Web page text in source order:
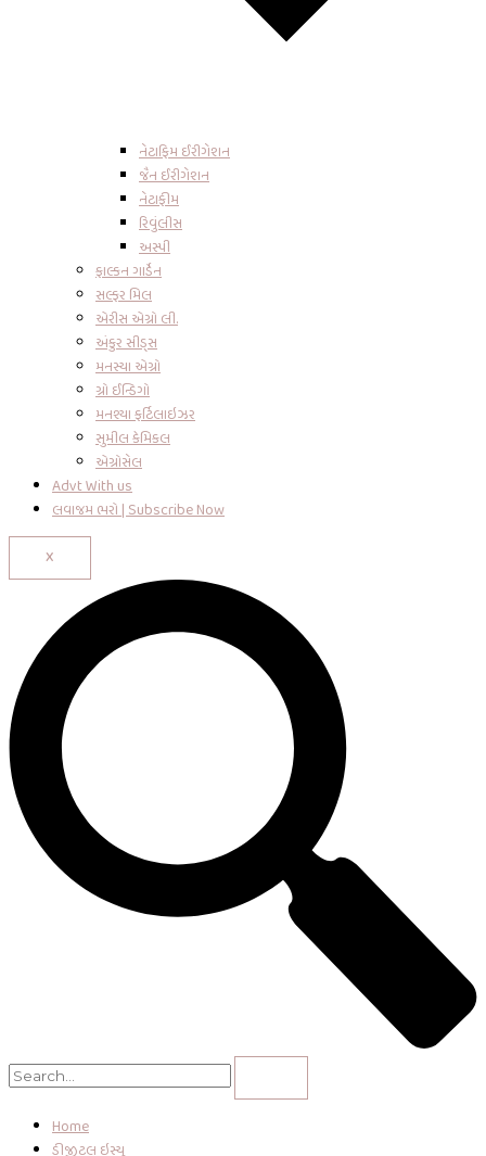
નેટાફિમ ઈરીગેશન
જૈન ઈરીગેશન
નેટાફીમ
રિવુંલીસ
અસ્પી
ફાલ્કન ગાર્ડેન
સલ્ફર મિલ
એરીસ એગ્રો લી.
અંકુર સીડ્સ
મનસ્યા એગ્રો
ગ્રો ઈન્ડિગો
મનશ્યા ફર્ટિલાઇઝર
સુમીલ કેમિકલ
એગ્રોસેલ
Advt With us
લવાજમ ભરો | Subscribe Now
X
Home
ડીજીટલ ઇસ્યુ